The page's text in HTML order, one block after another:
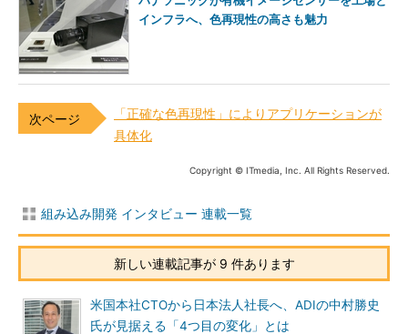
インフラへ、色再現性の高さも魅力
「正確な色再現性」によりアプリケーションが
具体化
Copyright © ITmedia, Inc. All Rights Reserved.
組み込み開発 インタビュー 連載一覧
新しい連載記事が 9 件あります
米国本社CTOから日本法人社長へ、ADIの中村勝史
氏が見据える「4つ目の変化」とは